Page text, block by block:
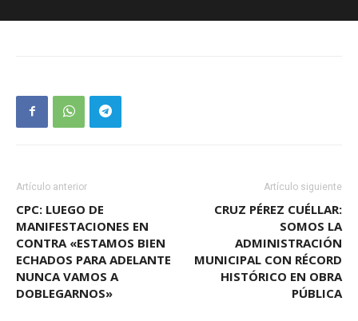
Artículo anterior
CPC: LUEGO DE
MANIFESTACIONES EN
CONTRA «ESTAMOS BIEN
ECHADOS PARA ADELANTE
NUNCA VAMOS A
DOBLEGARNOS»
Artículo siguiente
CRUZ PÉREZ CUÉLLAR:
SOMOS LA
ADMINISTRACIÓN
MUNICIPAL CON RÉCORD
HISTÓRICO EN OBRA
PÚBLICA